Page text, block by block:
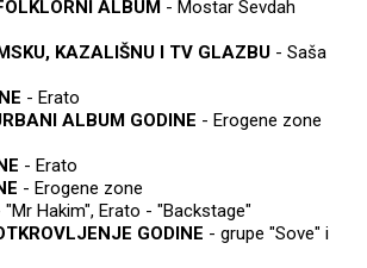
ALBUM - Mostar Sevdah
KAZALIŠNU I TV GLAZBU - Saša
- Erato
ALBUM GODINE - Erogene zone
- Erato
- Erogene zone
"Mr Hakim", Erato - "Backstage"
GODINE - grupe "Sove" i